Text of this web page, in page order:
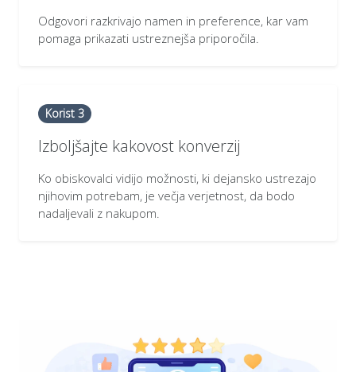
Odgovori razkrivajo namen in preference, kar vam
pomaga prikazati ustreznejša priporočila.
Korist 3
Izboljšajte kakovost konverzij
Ko obiskovalci vidijo možnosti, ki dejansko ustrezajo
njihovim potrebam, je večja verjetnost, da bodo
nadaljevali z nakupom.